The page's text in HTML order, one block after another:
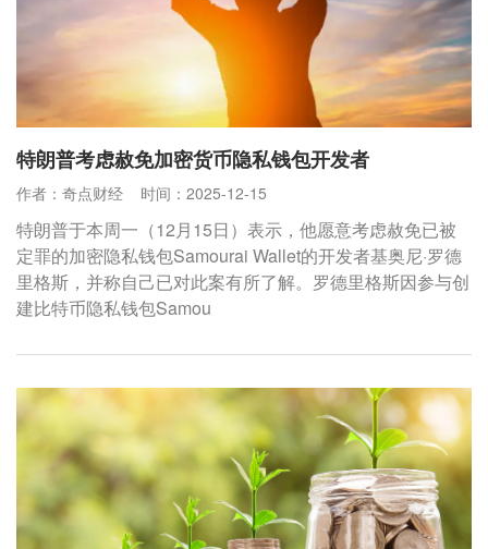
特朗普考虑赦免加密货币隐私钱包开发者
作者：奇点财经 时间：2025-12-15
特朗普于本周一（12月15日）表示，他愿意考虑赦免已被
定罪的加密隐私钱包Samourai Wallet的开发者基奥尼·罗德
里格斯，并称自己已对此案有所了解。罗德里格斯因参与创
建比特币隐私钱包Samou